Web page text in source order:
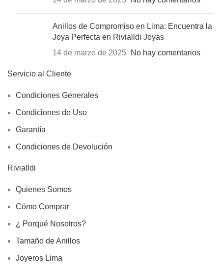
Anillos de Compromiso en Lima: Encuentra la
Joya Perfecta en Rivialldi Joyas
14 de marzo de 2025
No hay comentarios
Servicio al Cliente
Condiciones Generales
Condiciones de Uso
Garantía
Condiciones de Devolución
Rivialldi
Quienes Somos
Cómo Comprar
¿ Porqué Nosotros?
Tamaño de Anillos
Joyeros Lima